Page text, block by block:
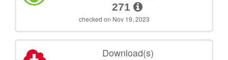
271
checked on Nov 19, 2023
Download(s)